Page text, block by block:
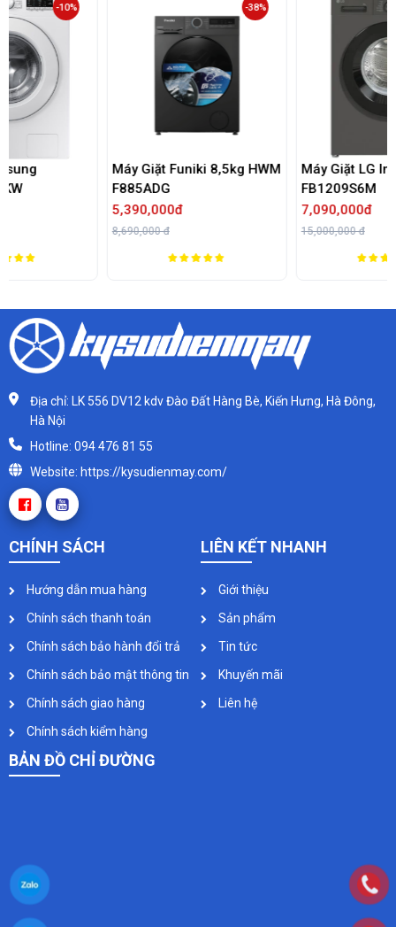
Máy Giặt Funiki 8,5kg HWM
5,390,000đ
Máy Giặt LG Inverter 9
FB1209S6M
7,090,000đ
15,000,000 đ
-53%
Địa chỉ: LK 556 DV12 kdv Đào Đất Hàng Bè, Kiến Hưng, Hà Đông,
Hà Nội
Hotline: 094 476 81 55
Website: https://kysudienmay.com/
CHÍNH SÁCH
Hướng dẫn mua hàng
Chính sách thanh toán
Chính sách bảo hành đổi trả
Chính sách bảo mật thông tin
Chính sách giao hàng
Chính sách kiểm hàng
LIÊN KẾT NHANH
Giới thiệu
Sản phẩm
Tin tức
Khuyến mãi
Liên hệ
BẢN ĐỒ CHỈ ĐƯỜNG